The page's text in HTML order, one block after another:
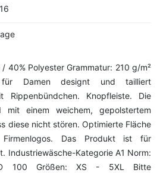
40% Polyester Grammatur: 210 g/m²
für Damen designt und tailliert
Rippenbündchen. Knopfleiste. Die
einem weichem, gepolstertem
diese nicht stören. Optimierte Fläche
Das Produkt ist für
Industriewäsche-Kategorie A1 Norm:
100 Größen: XS - 5XL Bitte